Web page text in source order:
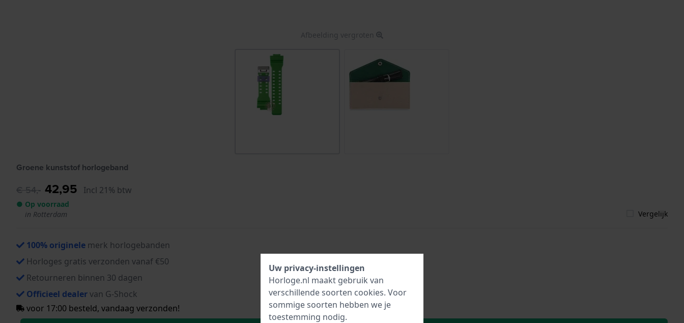
Afbeelding vergroten
Groene kunststof horlogeband
€ 54,- 42,95 Incl 21% btw
● Op voorraad
in Rotterdam
Vergelijk
100% originele merk horlogebanden
Horloges gratis verzonden vanaf €50
Retourneren binnen 30 dagen
Officieel dealervan G-Shock
voor 17:00 besteld, vandaag verzonden!
Uw privacy-instellingen
Horloge.nl maakt gebruik van
verschillende soorten cookies. Voor
sommige soorten hebben we je
toestemming nodig.